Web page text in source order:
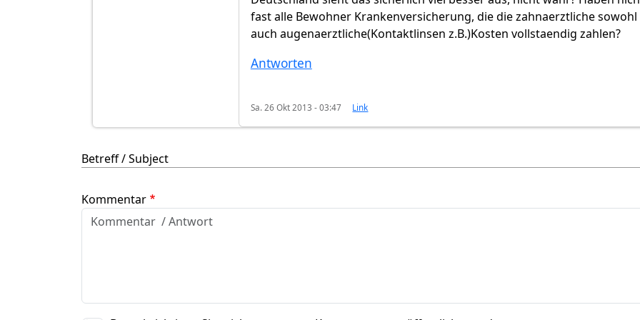
fast alle Bewohner Krankenversicherung, die die zahnaerztliche sowohl
auch augenaerztliche(Kontaktlinsen z.B.)Kosten vollstaendig zahlen?
Antworten
Sa. 26 Okt 2013 - 03:47 Link
Betreff / Subject
Kommentar